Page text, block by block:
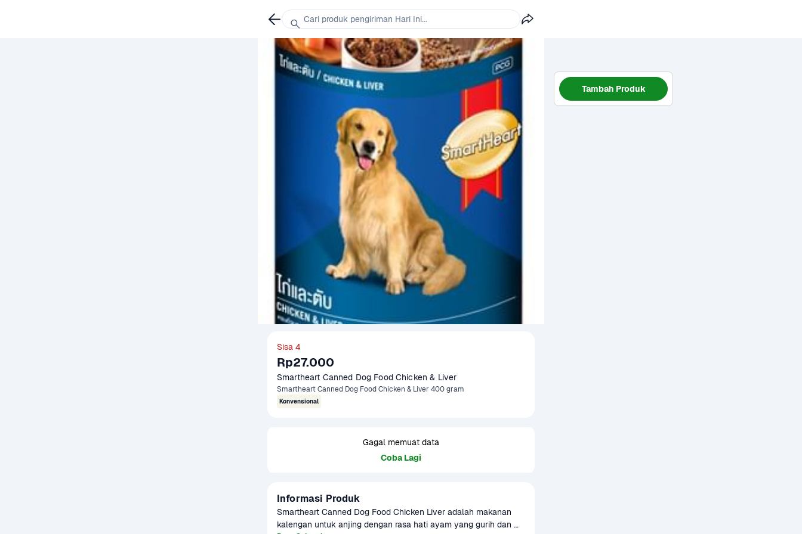
Sisa 4
Rp27.000
Smartheart Canned Dog Food Chicken & Liver
Smartheart Canned Dog Food Chicken & Liver 400 gram
Konvensional
Gagal memuat data
Coba Lagi
Informasi Produk
Smartheart Canned Dog Food Chicken Liver adalah makanan
kalengan untuk anjing dengan rasa hati ayam yang gurih dan
Tambah Produk
Cari produk pengiriman Hari Ini...